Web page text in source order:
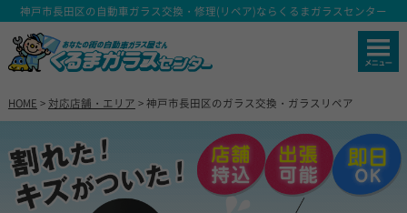
神戸市長田区の自動車ガラス交換・修理(リペア)ならくるまガラスセンター
HOME > 対応店舗・エリア > 神戸市長田区のガラス交換・ガラスリペア